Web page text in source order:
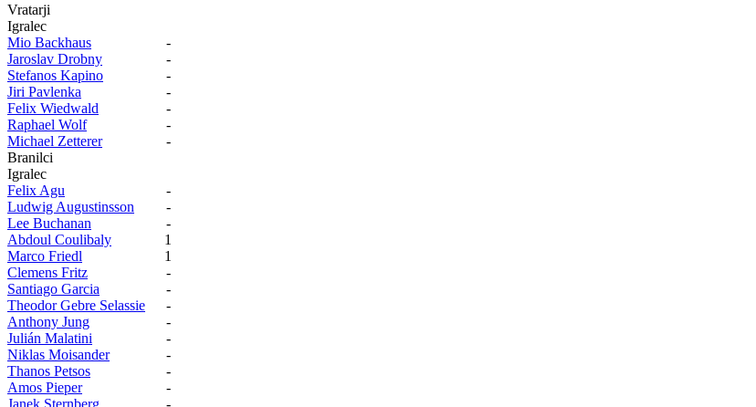
Vratarji
Igralec
Mio Backhaus
-
Jaroslav Drobny
-
Stefanos Kapino
-
Jiri Pavlenka
-
Felix Wiedwald
-
Raphael Wolf
-
Michael Zetterer
-
Branilci
Igralec
Felix Agu
-
Ludwig Augustinsson
-
Lee Buchanan
-
Abdoul Coulibaly
1
Marco Friedl
1
Clemens Fritz
-
Santiago Garcia
-
Theodor Gebre Selassie
-
Anthony Jung
-
Julián Malatini
-
Niklas Moisander
-
Thanos Petsos
-
Amos Pieper
-
Janek Sternberg
-